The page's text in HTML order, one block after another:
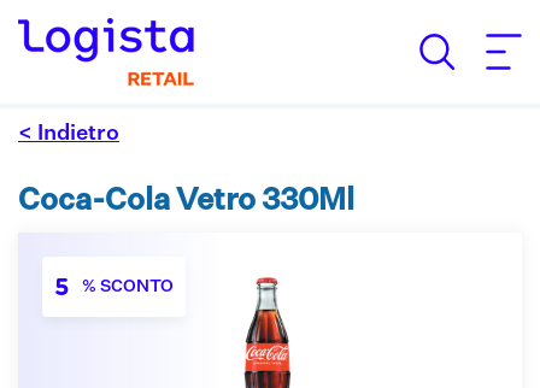
< Indietro
Coca-Cola Vetro 330Ml
5 % SCONTO